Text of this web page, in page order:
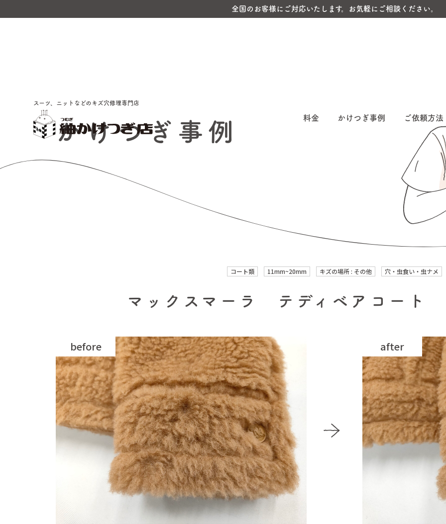
全国のお客様にご対応いたします。お気軽にご相談ください。
スーツ、ニットなどのキズ穴修理専門店
料金 かけつぎ事例 ご依頼方法
かけつぎ事例
コート類 11mm~20mm キズの場所 : その他 穴・虫食い・虫ナメ
マックスマーラ テディベアコート